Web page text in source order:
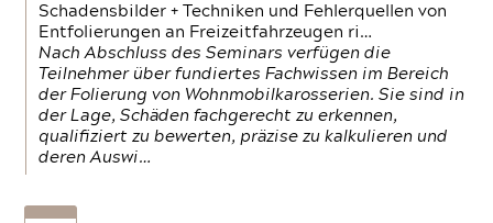
Schadensbilder + Techniken und Fehlerquellen von
Entfolierungen an Freizeitfahrzeugen ri…
Nach Abschluss des Seminars verfügen die
Teilnehmer über fundiertes Fachwissen im Bereich
der Folierung von Wohnmobilkarosserien. Sie sind in
der Lage, Schäden fachgerecht zu erkennen,
qualifiziert zu bewerten, präzise zu kalkulieren und
deren Auswi…